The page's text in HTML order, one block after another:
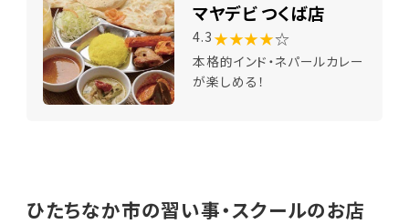
マヤデビ つくば店
4.3 ★★★★☆
本格的インド・ネパールカレー
が楽しめる！
ひたちなか市の習い事・スクールのお店